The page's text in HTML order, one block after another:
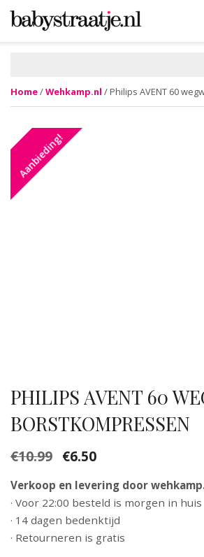
Home/Wehkamp.nl / Philips AVENT 60
Aanbieding!
PHILIPS AVENT 60
BORSTKOMPRESSEN
€10.99
Oorspronkelijke
was:
€10.99.
€6.50Huidige
is:
€6.50.
Verkoop en levering door
· Voor 22:00 besteld is morgen in huis
· 14 dagen bedenktijd
· Retourneren is gratis